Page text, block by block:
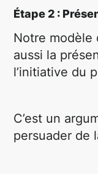
Étape 2 :
Notre modèle
aussi la
l’initiative du
C’est un
persuader de